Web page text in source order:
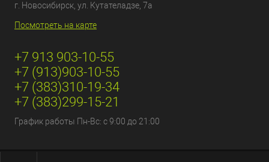
г. Новосибирск, ул. Кутателадзе, 7а
Посмотреть на карте
+7 913 903-10-55
+7 (913)903-10-55
+7 (383)310-19-34
+7 (383)299-15-21
График работы Пн-Вс: с 9:00 до 21:00